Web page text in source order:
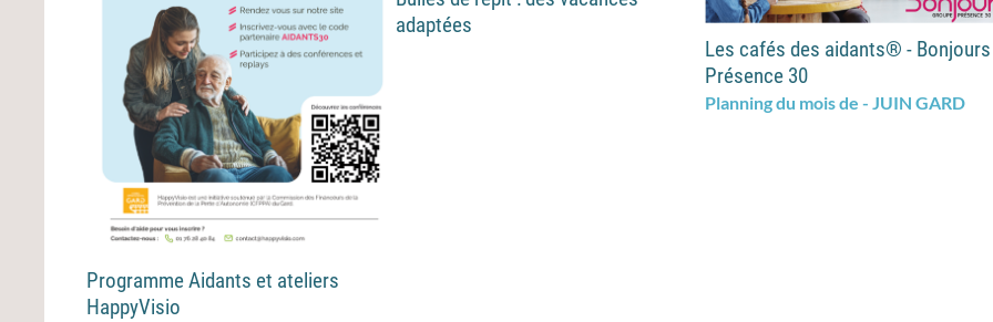
Programme Aidants et ateliers
HappyVisio
adaptées
Les cafés des aidants® - Bonjours _
Présence 30
Planning du mois de - JUIN GARD